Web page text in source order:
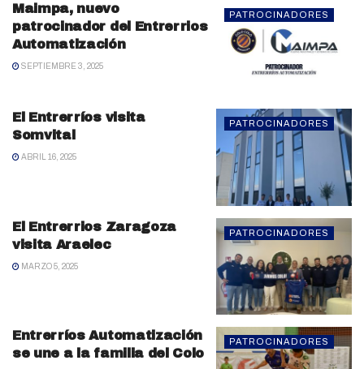
PATROCINADORES
Maimpa, nuevo
patrocinador del Entrerrios
Automatización
SEPTIEMBRE 3, 2025
PATROCINADORES
El Entrerríos visita
Somvital
ABRIL 16, 2025
PATROCINADORES
El Entrerrios Zaragoza
visita Araelec
MARZO 5, 2025
PATROCINADORES
Entrerríos Automatización
se une a la familia del Colo